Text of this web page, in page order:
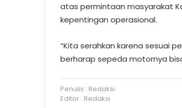
atas permintaan masyarakat
kepentingan operasional.
“Kita serahkan karena sesuai
berharap sepeda motornya
Penulis : Redaksi
Editor : Redaksi